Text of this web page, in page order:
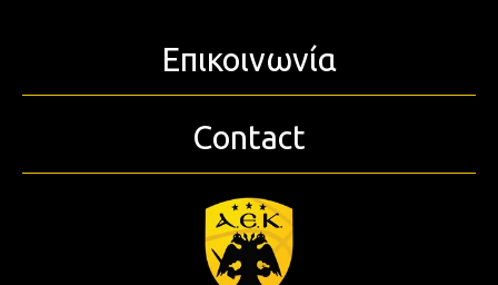
Επικοινωνία
Contact